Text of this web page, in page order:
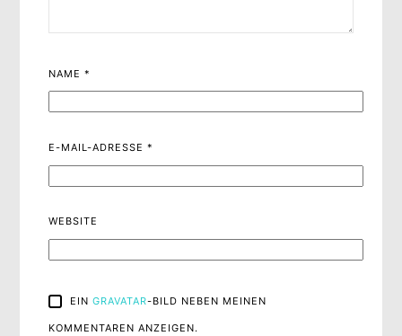
NAME*
E-MAIL-ADRESSE*
WEBSITE
EIN GRAVATAR-BILD NEBEN MEINEN
KOMMENTAREN ANZEIGEN.